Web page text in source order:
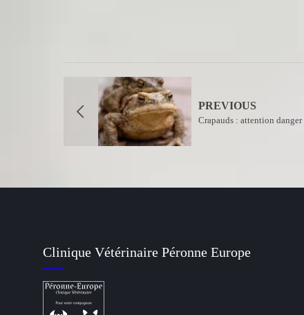
PREVIOUS
Crapauds : attention danger
Clinique Vétérinaire Péronne Europe